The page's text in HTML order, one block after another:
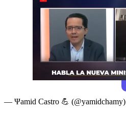
— Ψamid Castro 💪 (@yamidchamy)